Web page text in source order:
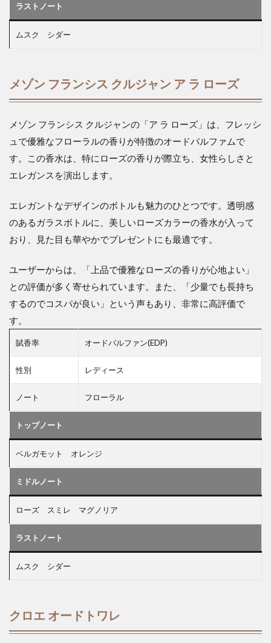
ラストノート
ムスク シダー
メゾン フランシス クルジャン ア ラ ローズ
メゾン フランシス クルジャンの「ア ラ ローズ」は、フレッシ
ュで優雅なフローラルの香りが特徴のオードパルファムで
す。この香水は、特にローズの香りが際立ち、女性らしさと
エレガンスを演出します。
エレガントなデザインのボトルも魅力のひとつです。透明感
のあるガラスボトルに、美しいローズカラーの香水が入って
おり、見た目も華やかでプレゼントにも最適です。
ユーザーからは、「上品で優雅なローズの香りが心地よい」
との評価が多く寄せられています。また、「少量でも長持ち
するのでコスパが良い」という声もあり、非常に高評価で
す。
賦香率 オードパルファン(EDP)
性別 レディース
ノート フローラル
トップノート
ベルガモット オレンジ
ミドルノート
ローズ スミレ マグノリア
ラストノート
ムスク シダー
クロエ オードトワレ